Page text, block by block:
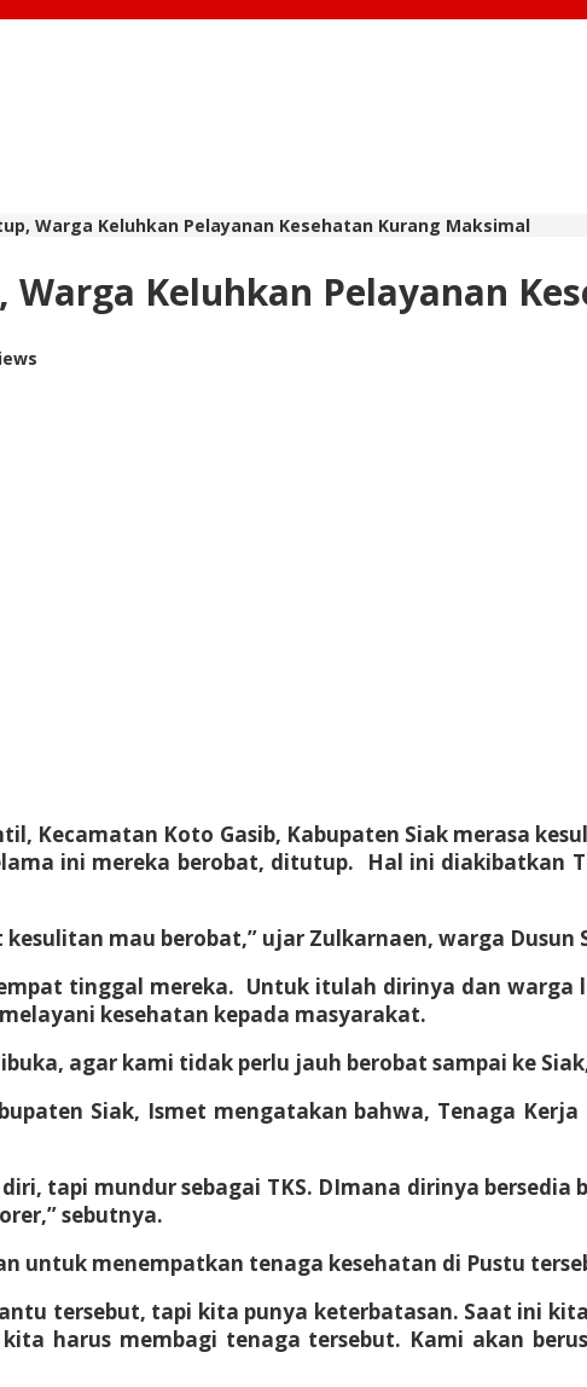
Warga Keluhkan Pelayanan Kesehatan Kurang Maksimal
Keluhkan Pelayanan
Kecamatan Koto Gasib, Kabupaten Siak merasa
ini mereka berobat, ditutup. Hal ini diakibatkan
mau berobat,” ujar Zulkarnaen, warga Dusun
tinggal mereka. Untuk itulah dirinya dan
kesehatan kepada masyarakat.
agar kami tidak perlu jauh berobat sampai ke
Siak, Ismet mengatakan bahwa, Tenaga
tapi mundur sebagai TKS. DImana dirinya
sebutnya.
untuk menempatkan tenaga kesehatan di Pustu
tersebut, tapi kita punya keterbatasan. Saat ini
harus membagi tenaga tersebut. Kami akan